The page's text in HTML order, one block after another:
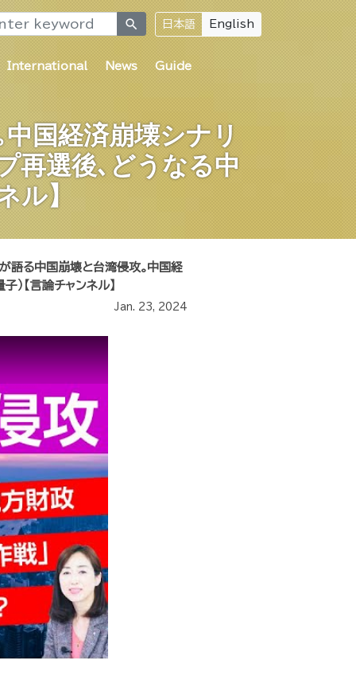
search 日本語 English
International News Guide
国経済崩壊シナリ
再選後､どうなる中
ル】
が語る中国崩壊と台湾侵攻｡中国経
【言論チャンネル】
Jan. 23, 2024